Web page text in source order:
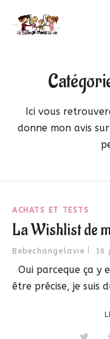
Ici vous
donne mon avis
ACHATS ET TESTS
La Wishlist de
Bebechangelavie 16
Oui parceque ça y
être précise, je suis